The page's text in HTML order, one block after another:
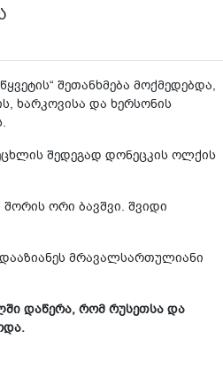
შეთანხმება მოქმედებდა,
ხარკოვისა და ხერსონის
შედეგად დონეცკის ოლქის
ორი ბავშვი. შვიდი
მრავალსართულიანი
დაწერა, რომ რუსეთსა და